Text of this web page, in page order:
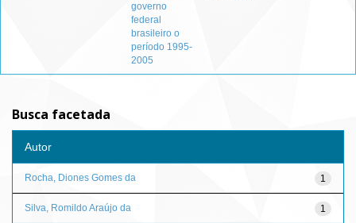
governo
federal
brasileiro o
período 1995-
2005
Busca facetada
Autor
1
Rocha, Diones Gomes da
1
Silva, Romildo Araújo da